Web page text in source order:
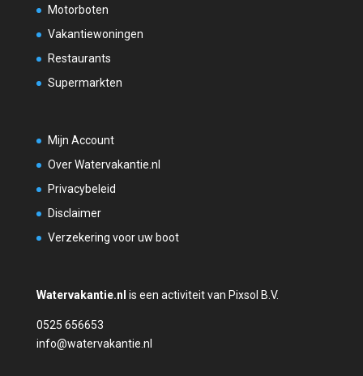
Motorboten
Vakantiewoningen
Restaurants
Supermarkten
Mijn Account
Over Watervakantie.nl
Privacybeleid
Disclaimer
Verzekering voor uw boot
Watervakantie.nl is een activiteit van Pixsol B.V.
0525 656653
info@watervakantie.nl